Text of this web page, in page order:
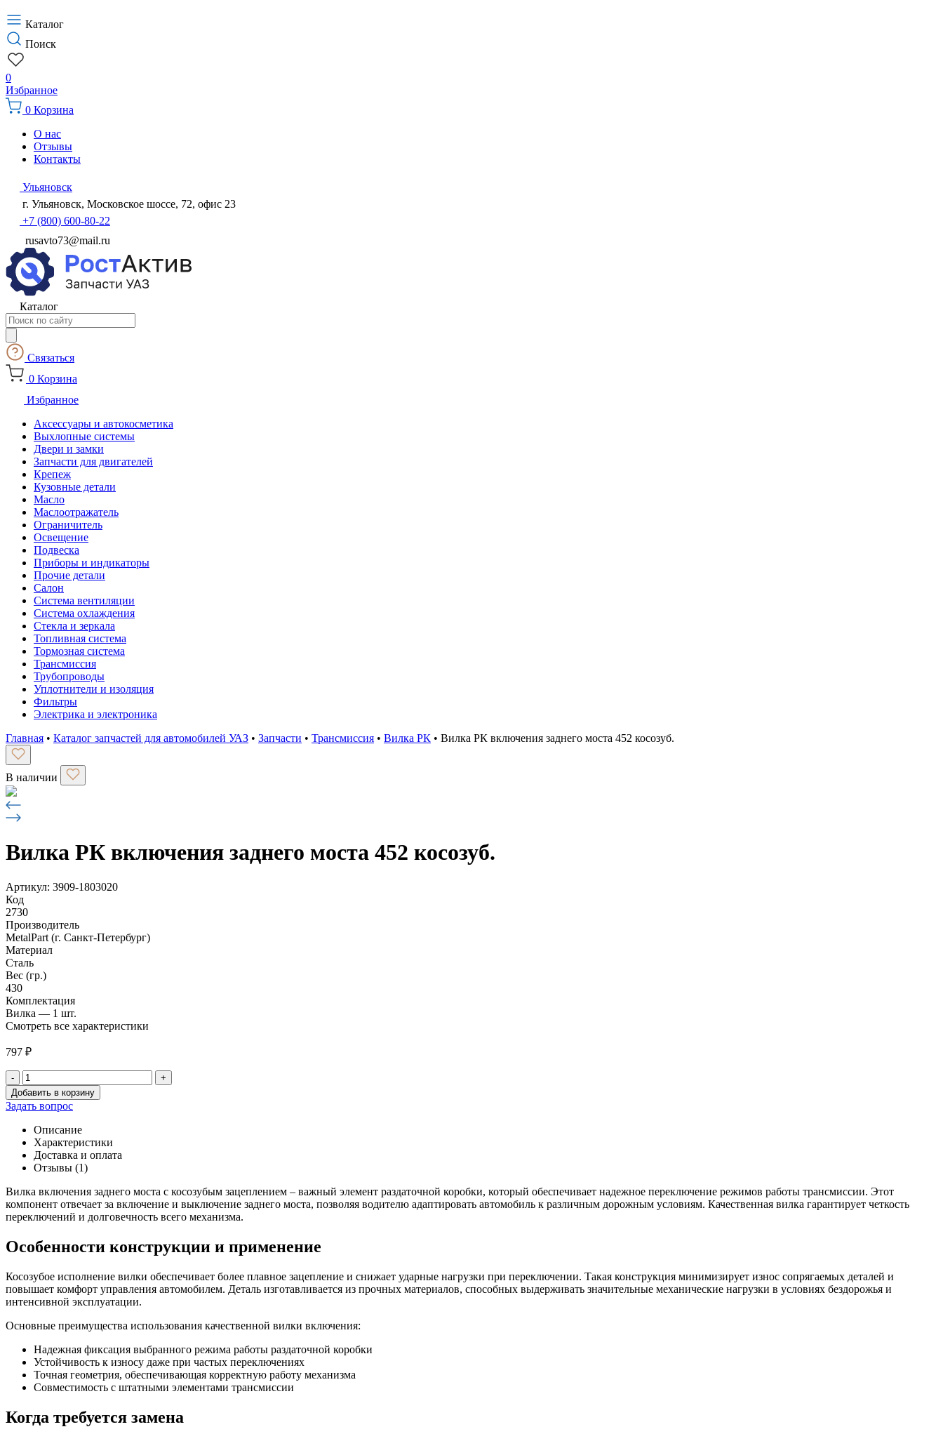
Каталог
Поиск
0
Избранное
0 Корзина
О нас
Отзывы
Контакты
Ульяновск
г. Ульяновск, Московское шоссе, 72, офис 23
+7 (800) 600-80-22
rusavto73@mail.ru
Каталог
Поиск
товаров
Связаться
0 Корзина
Избранное
Аксессуары и автокосметика
Выхлопные системы
Двери и замки
Запчасти для двигателей
Крепеж
Кузовные детали
Масло
Маслоотражатель
Ограничитель
Освещение
Подвеска
Приборы и индикаторы
Прочие детали
Салон
Система вентиляции
Система охлаждения
Стекла и зеркала
Топливная система
Тормозная система
Трансмиссия
Трубопроводы
Уплотнители и изоляция
Фильтры
Электрика и электроника
Главная • Каталог запчастей для автомобилей УАЗ • Запчасти • Трансмиссия • Вилка РК • Вилка РК включения заднего моста 452 косозуб.
В наличии
Вилка РК включения заднего моста 452 косозуб.
Артикул: 3909-1803020
Код
2730
Производитель
MetalPart (г. Санкт-Петербург)
Материал
Сталь
Вес (гр.)
430
Комплектация
Вилка — 1 шт.
Смотреть все характеристики
797 ₽
- +
Количество
товара
Вилка
включения
заднего
моста
косозуб.
Добавить в корзину
Задать вопрос
Описание
Характеристики
Доставка и оплата
Отзывы (1)
Вилка включения заднего моста с косозубым зацеплением – важный элемент раздаточной коробки, который обеспечивает надежное переключение режимов работы трансмиссии. Этот
компонент отвечает за включение и выключение заднего моста, позволяя водителю адаптировать автомобиль к различным дорожным условиям. Качественная вилка гарантирует четкость
переключений и долговечность всего механизма.
Особенности конструкции и применение
Косозубое исполнение вилки обеспечивает более плавное зацепление и снижает ударные нагрузки при переключении. Такая конструкция минимизирует износ сопрягаемых деталей и
повышает комфорт управления автомобилем. Деталь изготавливается из прочных материалов, способных выдерживать значительные механические нагрузки в условиях бездорожья и
интенсивной эксплуатации.
Основные преимущества использования качественной вилки включения:
Надежная фиксация выбранного режима работы раздаточной коробки
Устойчивость к износу даже при частых переключениях
Точная геометрия, обеспечивающая корректную работу механизма
Совместимость с штатными элементами трансмиссии
Когда требуется замена